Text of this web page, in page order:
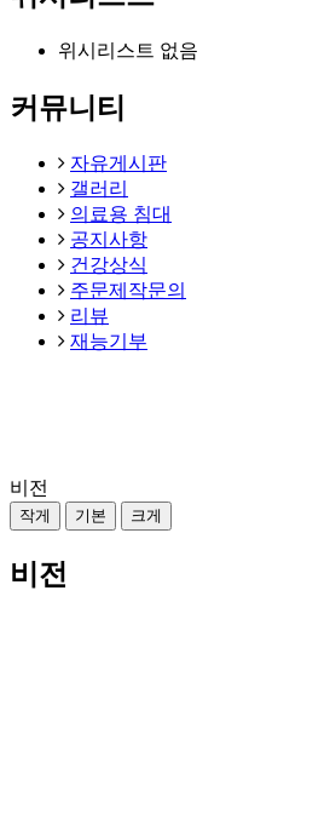
위시리스트 없음
커뮤니티
자유게시판
갤러리
의료용 침대
공지사항
건강상식
주문제작문의
리뷰
재능기부
비전
작게 기본 크게
비전